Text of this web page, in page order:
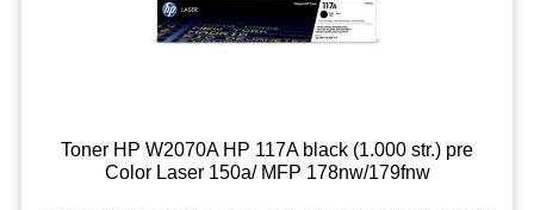
Toner HP W2070A HP 117A black (1.000 str.) pre
Color Laser 150a/ MFP 178nw/179fnw